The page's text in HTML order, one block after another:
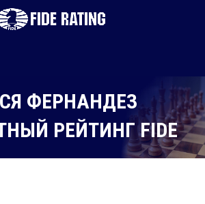
ФЕРНАНДЕЗ
РЕЙТИНГ FIDE